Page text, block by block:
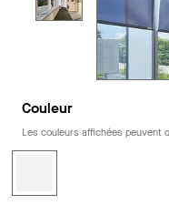
Couleur
Les couleurs affichées peuvent